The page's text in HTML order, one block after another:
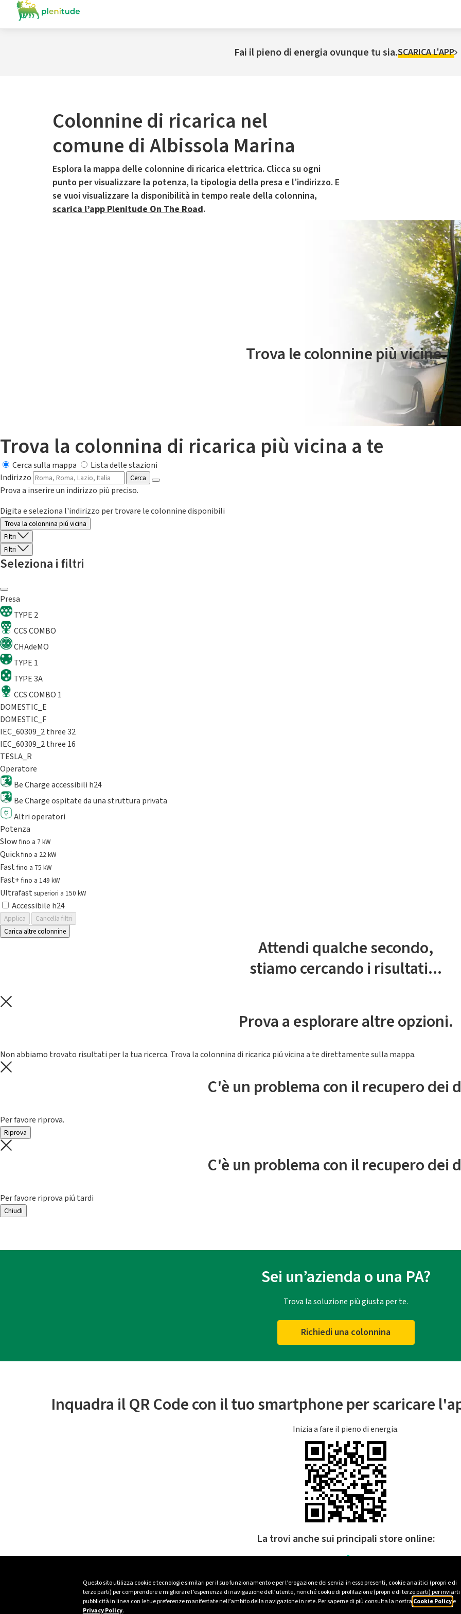
Questo sito utilizza cookie e tecnologie similari per il suo funzionamento e per l’erogazione dei servizi in esso presenti, cookie analitici (propri e di
terze parti) per comprendere e migliorare l’esperienza di navigazione dell’utente, nonché cookie di profilazione (propri e di terze parti) per inviarti
pubblicità in linea con le tue preferenze manifestate nell’ambito della navigazione in rete. Per saperne di più consulta la nostra Cookie Policye
Privacy Policy.
Fai il pieno di energia ovunque tu sia.SCARICA L'APP
Colonnine di ricarica nel
comune di Albissola Marina
Esplora la mappa delle colonnine di ricarica elettrica. Clicca su ogni
punto per visualizzare la potenza, la tipologia della presa e l’indirizzo. E
se vuoi visualizzare la disponibilità in tempo reale della colonnina,
scarica l’app Plenitude On The Road.
Il servizio di mobilità elettrica è gestito da Plenitude On The Road
Trova le colonnine più vicine.
Trova la colonnina di ricarica più vicina a te
Cerca sulla mappa
Lista delle stazioni
Indirizzo
Cerca
Prova a inserire un indirizzo più preciso.
Digita e seleziona l'indirizzo per trovare le colonnine disponibili
Trova la colonnina piú vicina
Filtri
Filtri
Seleziona i filtri
Presa
TYPE 2
CCS COMBO
CHAdeMO
TYPE 1
TYPE 3A
CCS COMBO 1
DOMESTIC_E
DOMESTIC_F
IEC_60309_2 three 32
IEC_60309_2 three 16
TESLA_R
Operatore
Be Charge accessibili h24
Be Charge ospitate da una struttura privata
Altri operatori
Potenza
Slowfino a 7 kW
Quickfino a 22 kW
Fastfino a 75 kW
Fast+fino a 149 kW
Ultrafast superiori a 150 kW
Accessibile h24
Applica
Cancella filtri
Carica altre colonnine
Attendi qualche secondo,
stiamo cercando i risultati...
Prova a esplorare altre opzioni.
Non abbiamo trovato risultati per la tua ricerca. Trova la colonnina di ricarica piú vicina a te direttamente sulla mappa.
C'è un problema con il recupero dei
Per favore riprova.
Riprova
C'è un problema con il recupero dei
Per favore riprova piú tardi
Chiudi
Sei un’azienda o una PA?
Trova la soluzione più giusta per te.
Richiedi una colonnina
Inquadra il QR Code con il tuo smartphone per scaricare
Inizia a fare il pieno di energia.
La trovi anche sui principali store online: